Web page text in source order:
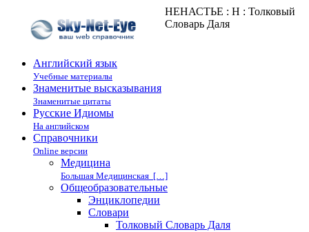
НЕНАСТЬЕ : Н : Толковый
Словарь Даля
Английский язык
Учебные материалы
Знаменитые высказывания
Знаменитые цитаты
Русские Идиомы
На английском
Справочники
Online версии
Медицина
Большая Медицинская […]
Общеобразовательные
Энциклопедии
Cловари
Толковый Словарь Даля